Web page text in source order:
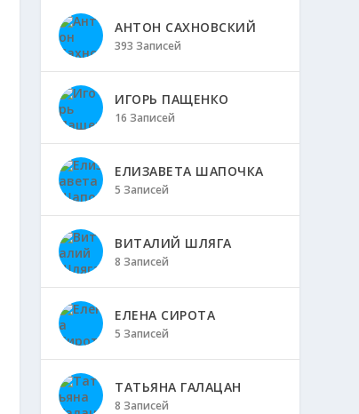
АНТОН САХНОВСКИЙ
393 Записей
ИГОРЬ ПАЩЕНКО
16 Записей
ЕЛИЗАВЕТА ШАПОЧКА
5 Записей
ВИТАЛИЙ ШЛЯГА
8 Записей
ЕЛЕНА СИРОТА
5 Записей
ТАТЬЯНА ГАЛАЦАН
8 Записей